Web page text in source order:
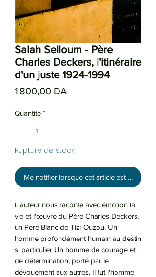
Salah Selloum - Père
Charles Deckers, l'itinéraire
d'un juste 1924-1994
1 800,00 DA
Quantité *
Rupture de stock
Me notifier lorsque cet article est disponible
L'auteur nous raconte avec émotion la
vie et l'œuvre du Père Charles Deckers,
un Père Blanc de Tizi-Ouzou. Un
homme profondément humain au destin
si particulier Un homme de courage et
de détermination, porté par le
dévouement aux autres. Il fut l'homme